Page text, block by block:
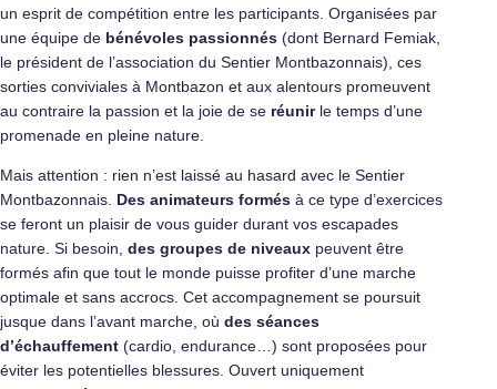
un esprit de compétition entre les participants. Organisées par
une équipe de bénévoles passionnés (dont Bernard Femiak,
le président de l’association du Sentier Montbazonnais), ces
sorties conviviales à Montbazon et aux alentours promeuvent
au contraire la passion et la joie de se réunirle temps d’une
promenade en pleine nature.
Mais attention : rien n’est laissé au hasard avec le Sentier
Montbazonnais. Des animateurs formés à ce type d’exercices
se feront un plaisir de vous guider durant vos escapades
nature. Si besoin, des groupes de niveaux peuvent être
formés afin que tout le monde puisse profiter d’une marche
optimale et sans accrocs. Cet accompagnement se poursuit
jusque dans l’avant marche, où des séances
d’échauffement (cardio, endurance…) sont proposées pour
éviter les potentielles blessures. Ouvert uniquement